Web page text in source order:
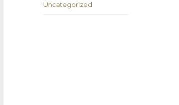
Uncategorized